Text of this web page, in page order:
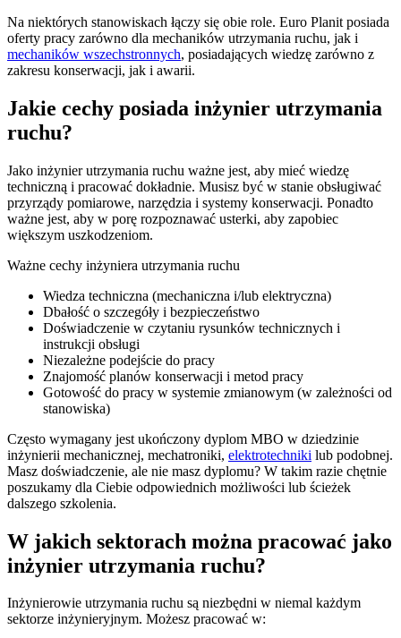
Na niektórych stanowiskach łączy się obie role. Euro Planit posiada
oferty pracy zarówno dla mechaników utrzymania ruchu, jak i
mechaników wszechstronnych, posiadających wiedzę zarówno z
zakresu konserwacji, jak i awarii.
Jakie cechy posiada inżynier utrzymania
ruchu?
Jako inżynier utrzymania ruchu ważne jest, aby mieć wiedzę
techniczną i pracować dokładnie. Musisz być w stanie obsługiwać
przyrządy pomiarowe, narzędzia i systemy konserwacji. Ponadto
ważne jest, aby w porę rozpoznawać usterki, aby zapobiec
większym uszkodzeniom.
Ważne cechy inżyniera utrzymania ruchu
Wiedza techniczna (mechaniczna i/lub elektryczna)
Dbałość o szczegóły i bezpieczeństwo
Doświadczenie w czytaniu rysunków technicznych i
instrukcji obsługi
Niezależne podejście do pracy
Znajomość planów konserwacji i metod pracy
Gotowość do pracy w systemie zmianowym (w zależności od
stanowiska)
Często wymagany jest ukończony dyplom MBO w dziedzinie
inżynierii mechanicznej, mechatroniki, elektrotechniki lub podobnej.
Masz doświadczenie, ale nie masz dyplomu? W takim razie chętnie
poszukamy dla Ciebie odpowiednich możliwości lub ścieżek
dalszego szkolenia.
W jakich sektorach można pracować jako
inżynier utrzymania ruchu?
Inżynierowie utrzymania ruchu są niezbędni w niemal każdym
sektorze inżynieryjnym. Możesz pracować w: